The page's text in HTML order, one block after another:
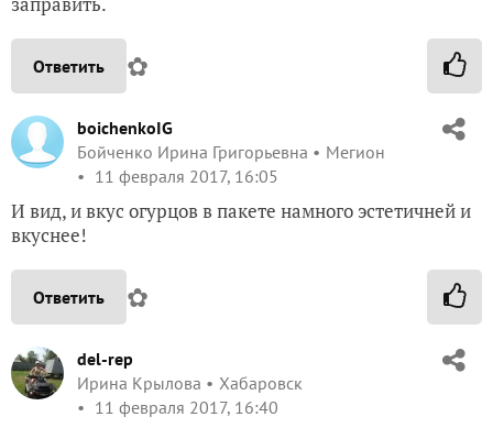
Ответить ✿
boichenkoIG
Бойченко Ирина Григорьевна
Мегион
11 февраля 2017, 16:05
И вид, и вкус огурцов в пакете намного эстетичней и
вкуснее!
Ответить ✿
del-rep
Ирина Крылова
Хабаровск
11 февраля 2017, 16:40